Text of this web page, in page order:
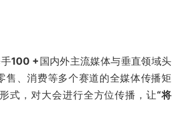
100 + 国内外主流媒体与垂直领域头
、消费等多个赛道的全媒体传播矩
式，对大会进行全方位传播，让“将